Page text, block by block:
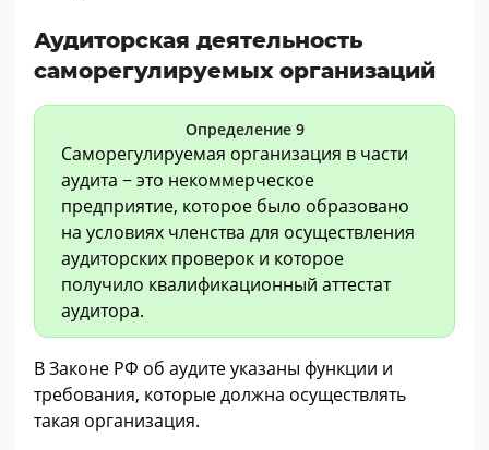
Аудиторская деятельность
саморегулируемых организаций
Определение 9
Саморегулируемая организация в части
аудита − это некоммерческое
предприятие, которое было образовано
на условиях членства для осуществления
аудиторских проверок и которое
получило квалификационный аттестат
аудитора.
В Законе РФ об аудите указаны функции и
требования, которые должна осуществлять
такая организация.